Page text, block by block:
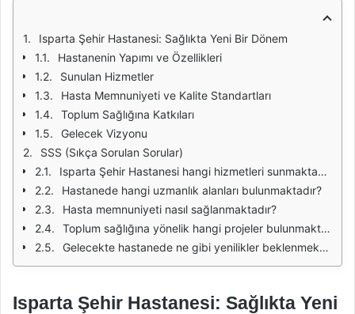
Isparta Şehir Hastanesi: Sağlıkta Yeni Bir Dönem
Hastanenin Yapımı ve Özellikleri
Sunulan Hizmetler
Hasta Memnuniyeti ve Kalite Standartları
Toplum Sağlığına Katkıları
Gelecek Vizyonu
SSS (Sıkça Sorulan Sorular)
Isparta Şehir Hastanesi hangi hizmetleri sunmaktadır?
Hastanede hangi uzmanlık alanları bulunmaktadır?
Hasta memnuniyeti nasıl sağlanmaktadır?
Toplum sağlığına yönelik hangi projeler bulunmaktadır?
Gelecekte hastanede ne gibi yenilikler beklenmektedir?
Isparta Şehir Hastanesi: Sağlıkta Yeni